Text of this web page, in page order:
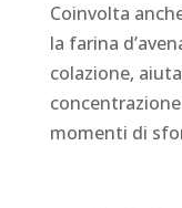
Coinvolta
la farina
colazione,
momenti di